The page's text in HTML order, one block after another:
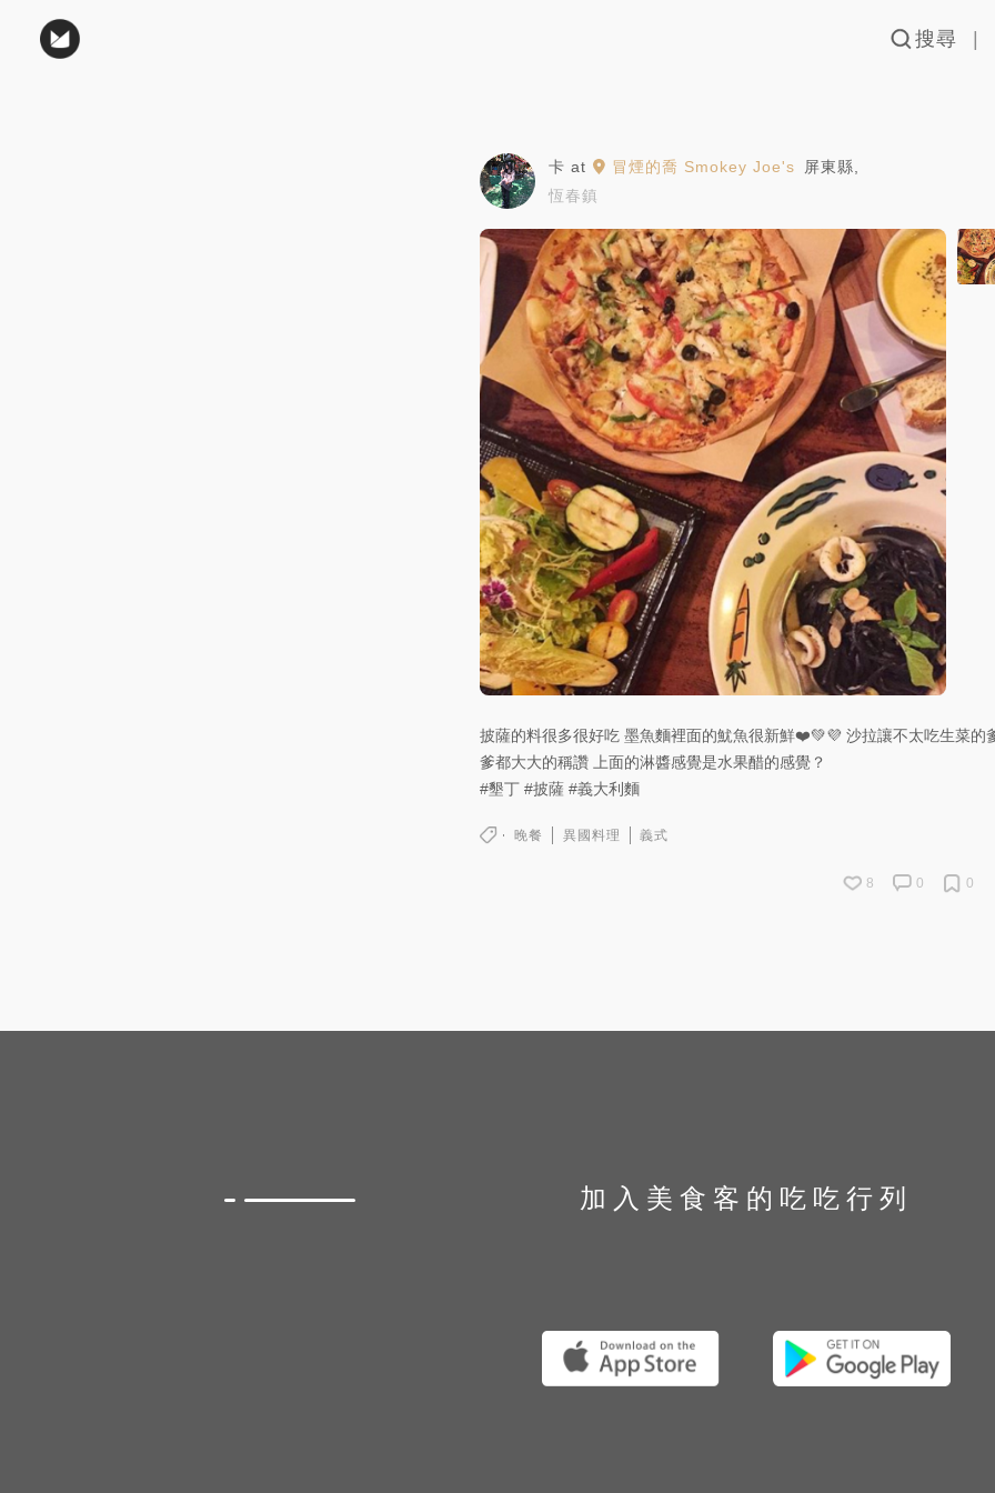
搜尋
卡 at 冒煙的喬 Smokey Joe's 屏東縣
恆春鎮
披薩的料很多很好吃 墨魚麵裡面的魷魚很新鮮❤️💚💜 沙拉讓不太吃生菜的
爹都大大的稱讚 上面的淋醬感覺是水果醋的感覺？
#墾丁 #披薩 #義大利麵
晚餐 異國料理 義式
8 0 0
加入美食客的吃吃行列